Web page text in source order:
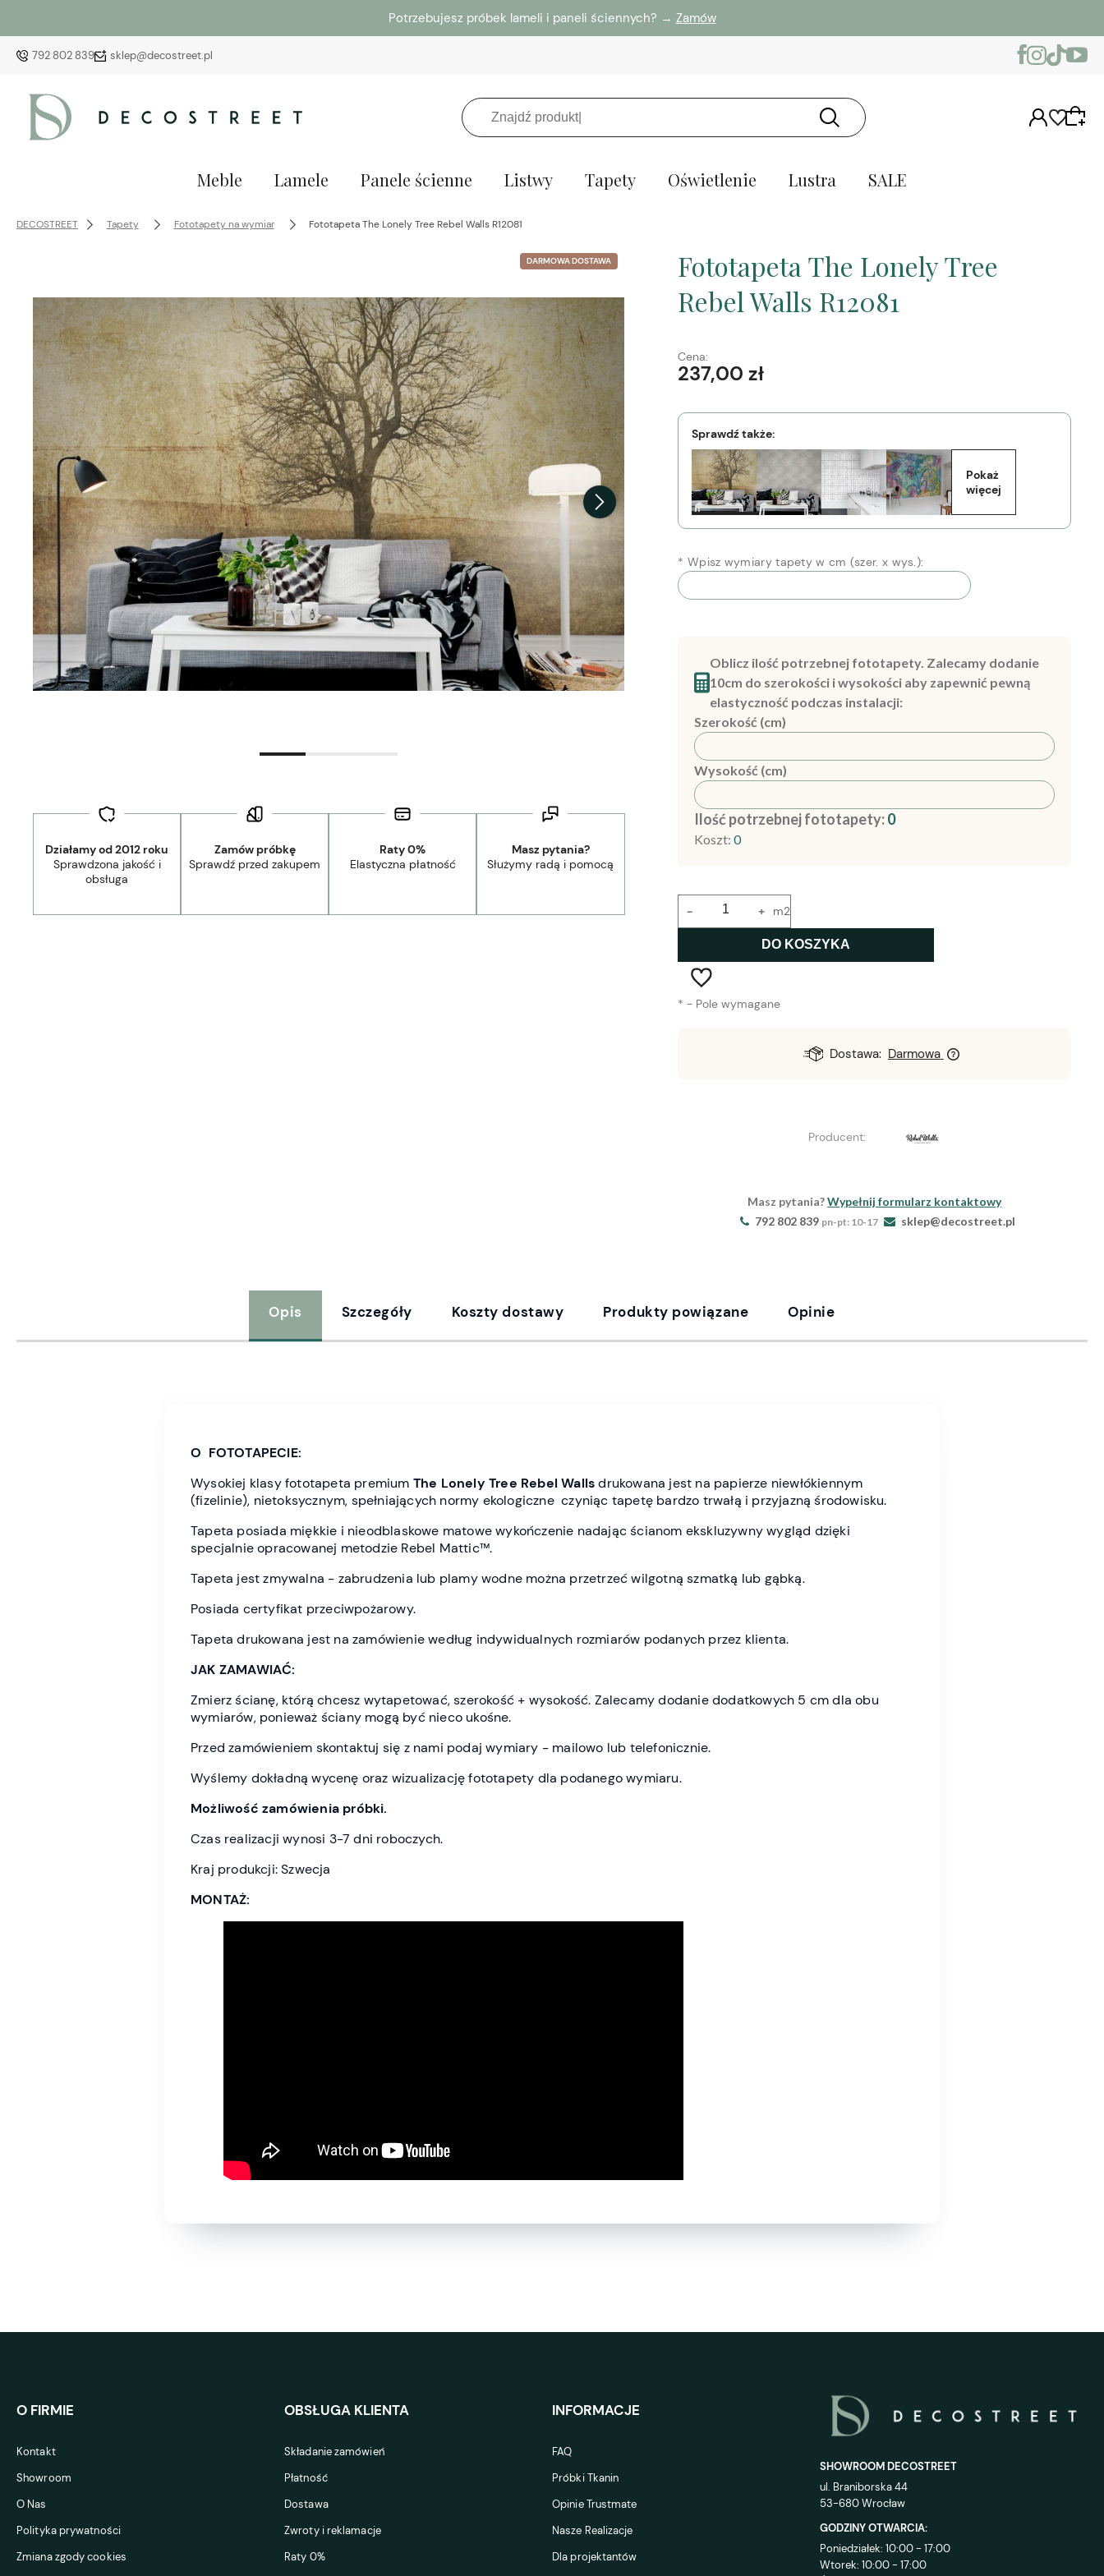
Potrzebujesz próbek lameli i paneli ściennych? → Zamów
792 802 839 sklep@decostreet.pl
Meble Lamele Panele ścienne Listwy Tapety Oświetlenie Lustra SALE
DECOSTREET Tapety Fototapety na wymiar Fototapeta The Lonely Tree Rebel Walls R12081
DARMOWA DOSTAWA
Działamy od 2012 roku
Sprawdzona jakość i
obsługa
Zamów próbkę
Sprawdź przed zakupem
Raty 0%
Elastyczna płatność
Masz pytania?
Służymy radą i pomocą
Fototapeta The Lonely Tree
Rebel Walls R12081
Cena:
237,00 zł
Sprawdź także:
Pokaż
więcej
* Wpisz wymiary tapety w cm (szer. x wys.):
Oblicz ilość potrzebnej fototapety. Zalecamy dodanie
10cm do szerokości i wysokości aby zapewnić pewną
elastyczność podczas instalacji:
Szerokość (cm)
Wysokość (cm)
Ilość potrzebnej fototapety:0
Koszt:0
+
- m2
DO KOSZYKA
* - Pole wymagane
Dostawa: Darmowa
Producent:
Masz pytania?Wypełnij formularz kontaktowy
792 802 839 pn-pt: 10-17 sklep@decostreet.pl
Opis Szczegóły Koszty dostawy Produkty powiązane Opinie
O FOTOTAPECIE:
Wysokiej klasy fototapeta premium The Lonely Tree Rebel Wallsdrukowana jest na papierze niewłókiennym
(fizelinie), nietoksycznym, spełniających normy ekologiczne czyniąc tapetę bardzo trwałą i przyjazną środowisku.
Tapeta posiada miękkie i nieodblaskowe matowe wykończenie nadając ścianom ekskluzywny wygląd dzięki
specjalnie opracowanej metodzie Rebel Mattic™.
Tapeta jest zmywalna - zabrudzenia lub plamy wodne można przetrzeć wilgotną szmatką lub gąbką.
Posiada certyfikat przeciwpożarowy.
Tapeta drukowana jest na zamówienie według indywidualnych rozmiarów podanych przez klienta.
JAK ZAMAWIAĆ:
Zmierz ścianę, którą chcesz wytapetować, szerokość + wysokość. Zalecamy dodanie dodatkowych 5 cm dla obu
wymiarów, ponieważ ściany mogą być nieco ukośne.
Przed zamówieniem skontaktuj się z nami podaj wymiary - mailowo lub telefonicznie.
Wyślemy dokładną wycenę oraz wizualizację fototapety dla podanego wymiaru.
Możliwość zamówienia próbki.
Czas realizacji wynosi 3-7 dni roboczych.
Kraj produkcji: Szwecja
MONTAŻ:
O FIRMIE
Kontakt
Showroom
O Nas
Polityka prywatności
Zmiana zgody cookies
OBSŁUGA KLIENTA
Składanie zamówień
Płatność
Dostawa
Zwroty i reklamacje
Raty 0%
INFORMACJE
FAQ
Próbki Tkanin
Opinie Trustmate
Nasze Realizacje
Dla projektantów
SHOWROOM DECOSTREET
ul. Braniborska 44
53-680 Wrocław
GODZINY OTWARCIA:
Poniedziałek: 10:00 - 17:00
Wtorek: 10:00 - 17:00